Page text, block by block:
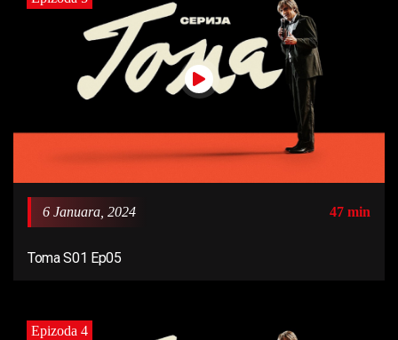
6 Januara, 2024 47 min
Toma S01 Ep05
Epizoda 4